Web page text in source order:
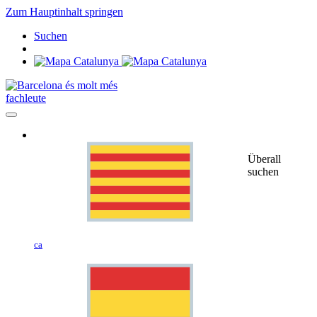
Zum Hauptinhalt springen
Suchen
fachleute
ca
Überall
suchen